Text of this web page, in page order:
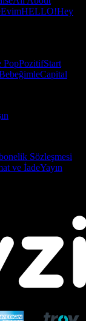
EvimHELLO!Hey
PopPozitifStart
Capital
Sözleşmesi
ve İadeYayın